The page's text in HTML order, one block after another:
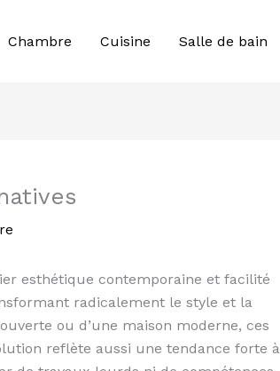
Chambre Cuisine Salle de bain
esthétique contemporaine et facilité
radicalement le style et la
ou d’une maison moderne, ces
reflète aussi une tendance forte à